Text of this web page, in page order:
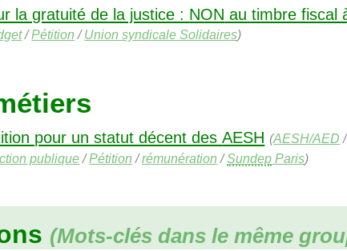
la gratuité de la justice : NON au timbre fiscal
/Pétition /Union syndicale Solidaires)
pour un statut décent desAESH (AESH/AED /
publique/Pétition /rémunération /Sundep Paris)
(Mots-clés dans le même